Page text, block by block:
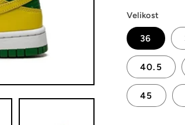
Velikost
36
40.5
45